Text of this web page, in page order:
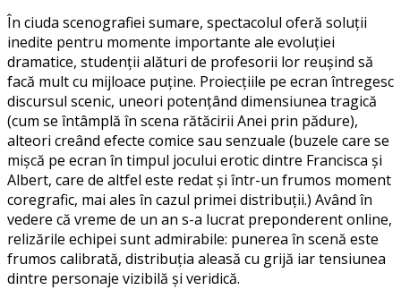
În ciuda scenografiei sumare, spectacolul oferă soluții
inedite pentru momente importante ale evoluției
dramatice, studenții alături de profesorii lor reușind să
facă mult cu mijloace puține. Proiecțiile pe ecran întregesc
discursul scenic, uneori potențând dimensiunea tragică
(cum se întâmplă în scena rătăcirii Anei prin pădure),
alteori creând efecte comice sau senzuale (buzele care se
mișcă pe ecran în timpul jocului erotic dintre Francisca și
Albert, care de altfel este redat și într-un frumos moment
coregrafic, mai ales în cazul primei distribuții.) Având în
vedere că vreme de un an s-a lucrat preponderent online,
relizările echipei sunt admirabile: punerea în scenă este
frumos calibrată, distribuția aleasă cu grijă iar tensiunea
dintre personaje vizibilă și veridică.